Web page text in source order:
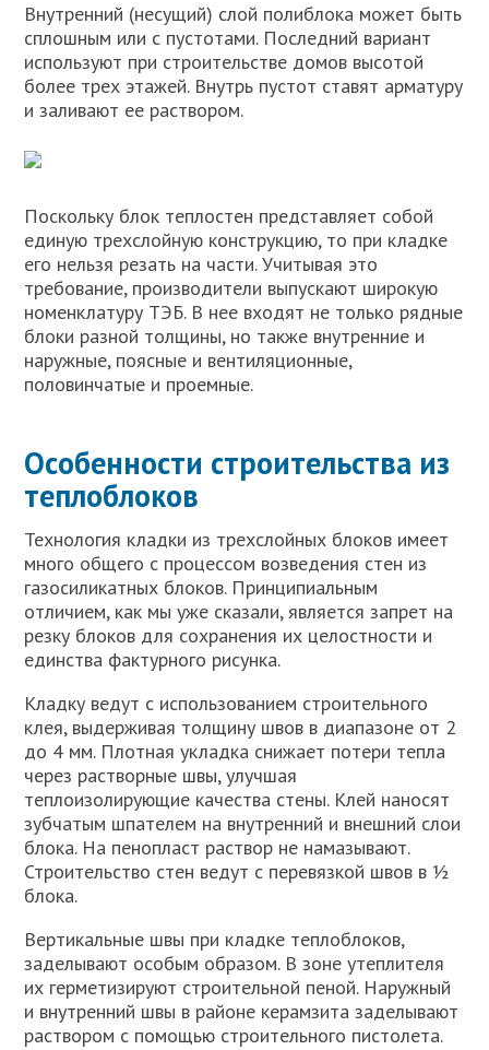
Внутренний (несущий) слой полиблока может быть
сплошным или с пустотами. Последний вариант
используют при строительстве домов высотой
более трех этажей. Внутрь пустот ставят арматуру
и заливают ее раствором.
Поскольку блок теплостен представляет собой
единую трехслойную конструкцию, то при кладке
его нельзя резать на части. Учитывая это
требование, производители выпускают широкую
номенклатуру ТЭБ. В нее входят не только рядные
блоки разной толщины, но также внутренние и
наружные, поясные и вентиляционные,
половинчатые и проемные.
Особенности строительства из
теплоблоков
Технология кладки из трехслойных блоков имеет
много общего с процессом возведения стен из
газосиликатных блоков. Принципиальным
отличием, как мы уже сказали, является запрет на
резку блоков для сохранения их целостности и
единства фактурного рисунка.
Кладку ведут с использованием строительного
клея, выдерживая толщину швов в диапазоне от 2
до 4 мм. Плотная укладка снижает потери тепла
через растворные швы, улучшая
теплоизолирующие качества стены. Клей наносят
зубчатым шпателем на внутренний и внешний слои
блока. На пенопласт раствор не намазывают.
Строительство стен ведут с перевязкой швов в ½
блока.
Вертикальные швы при кладке теплоблоков,
заделывают особым образом. В зоне утеплителя
их герметизируют строительной пеной. Наружный
и внутренний швы в районе керамзита заделывают
раствором с помощью строительного пистолета.